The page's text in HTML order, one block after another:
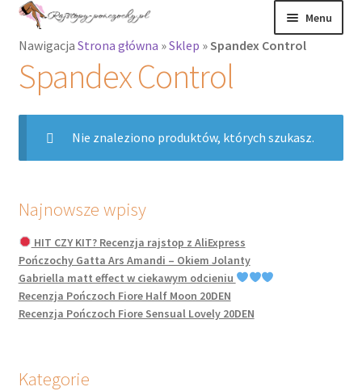
Przejdź
nawigacji
Przejdź
treści
Menu
Rajstopy
Rozwiń
menu
potomne
Rajstopy Orirose
Pończochy i
zakolanówki
Podkolanówki i
skarpetki
Wszystkie
produkty
Nawigacja Strona główna »Sklep »Spandex Control
Spandex Control
Nie znaleziono produktów, których szukasz.
Najnowsze wpisy
HIT CZY KIT? Recenzja rajstop z AliExpress
Pończochy Gatta Ars Amandi – Okiem Jolanty
Gabriella matt effect w ciekawym odcieniu
Recenzja Pończoch Fiore Half Moon 20DEN
Recenzja Pończoch Fiore Sensual Lovely 20DEN
Kategorie